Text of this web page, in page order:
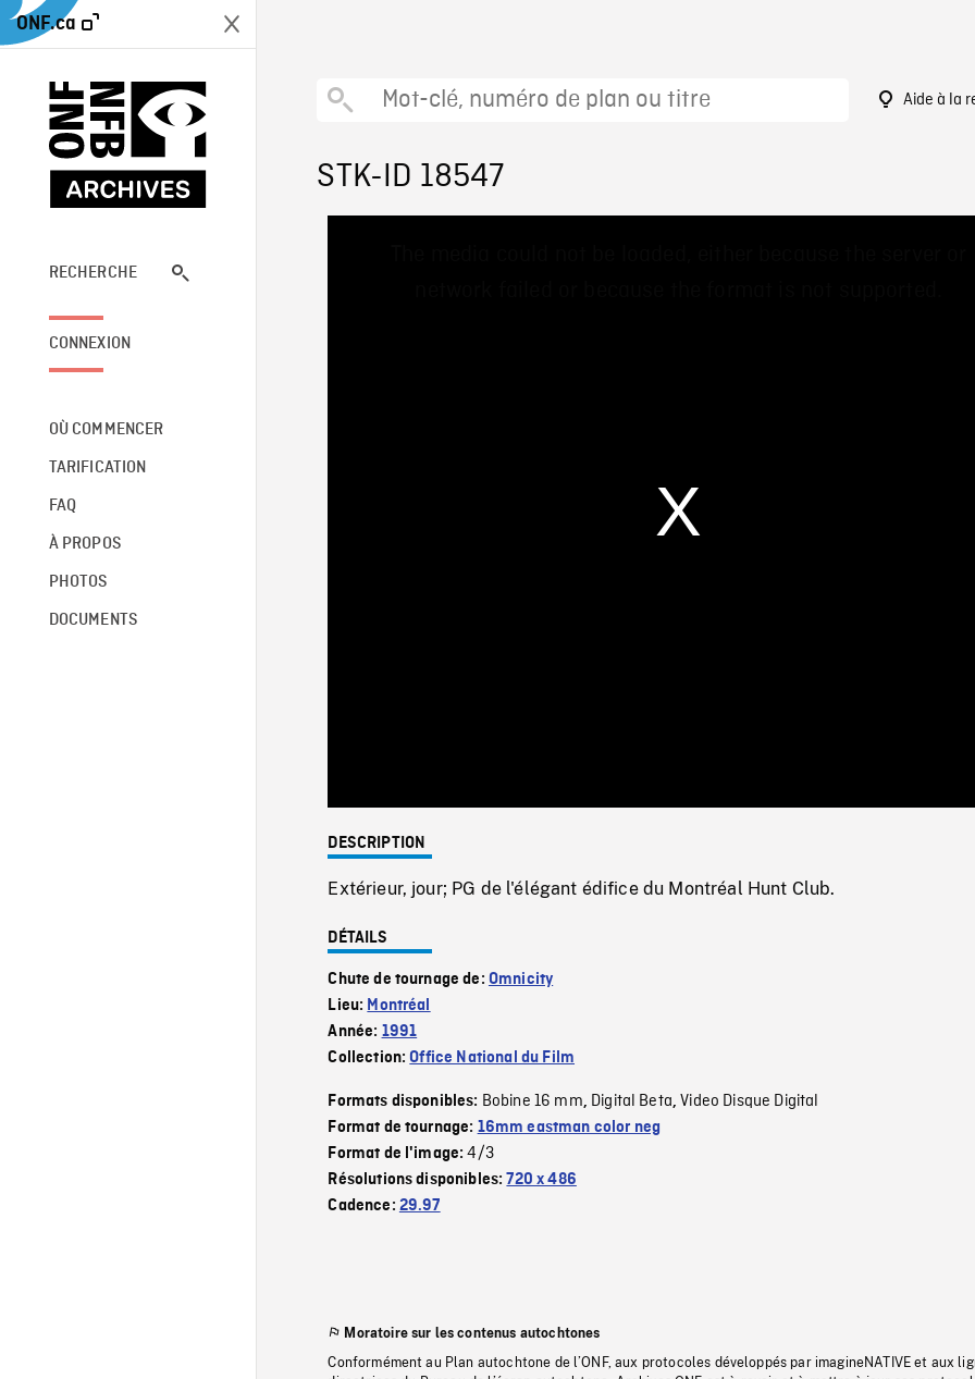
ONF.ca
RECHERCHE
CONNEXION
OÙ COMMENCER
TARIFICATION
FAQ
À PROPOS
PHOTOS
DOCUMENTS
Aide à la
STK-ID 18547
0%
DESCRIPTION
Extérieur, jour; PG de l'élégant édifice du Montréal Hunt Club.
DÉTAILS
Chute de tournage de: Omnicity
Lieu: Montréal
Année: 1991
Collection:Office National du Film
Formats disponibles: Bobine 16 mm, Digital Beta,Video Disque Digital
Format de tournage: 16mm eastman color neg
Format de l'image:4/3
Résolutions disponibles:720 x 486
Cadence: 29.97
Moratoire sur les contenus autochtones
Conformément au Plan autochtone de l’ONF, aux protocoles développés par imagineNATIVE et aux